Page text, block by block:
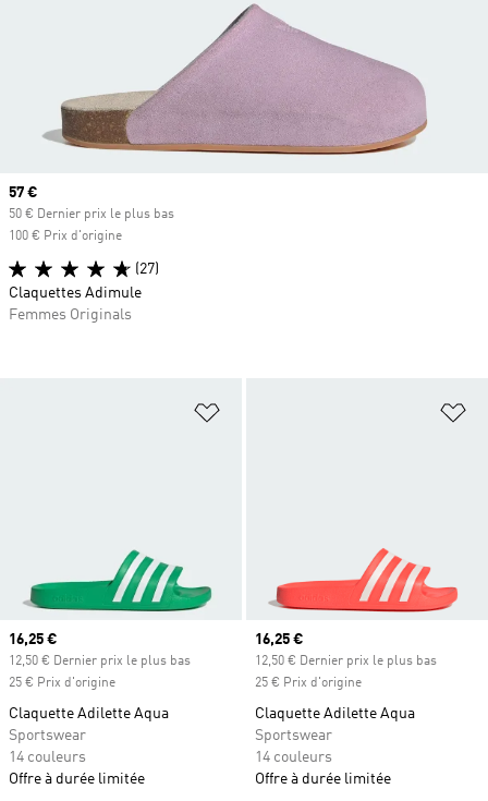
Ajouter à la Liste de produits
Prix actuel
16,25 €
12,50 € Dernier prix le plus bas
25 € Prix d'origine
Claquette Adilette Aqua
Sportswear
14 couleurs
Offre à durée limitée
Prix actuel
16,25 €
12,50 € Dernier prix le plus bas
25 € Prix d'origine
Claquette Adilette Aqua
Sportswear
14 couleurs
Offre à durée limitée
Prix actuel
57 €
50 € Dernier prix le plus bas
100 € Prix d'origine
(27)
Claquettes Adimule
Femmes Originals